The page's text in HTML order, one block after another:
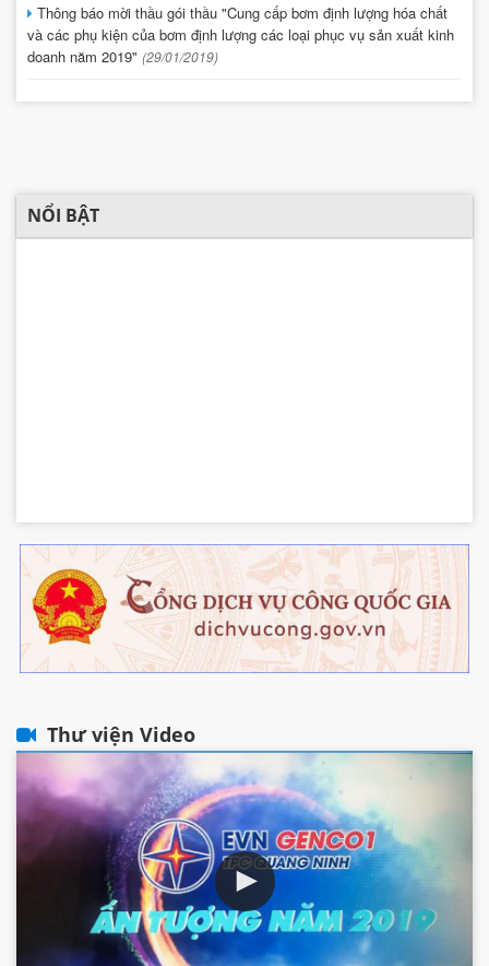
Thông báo mời thầu gói thầu "Cung cấp bơm định lượng hóa chất
và các phụ kiện của bơm định lượng các loại phục vụ sản xuất kinh
doanh năm 2019" (29/01/2019)
NỔI BẬT
Thư viện Video